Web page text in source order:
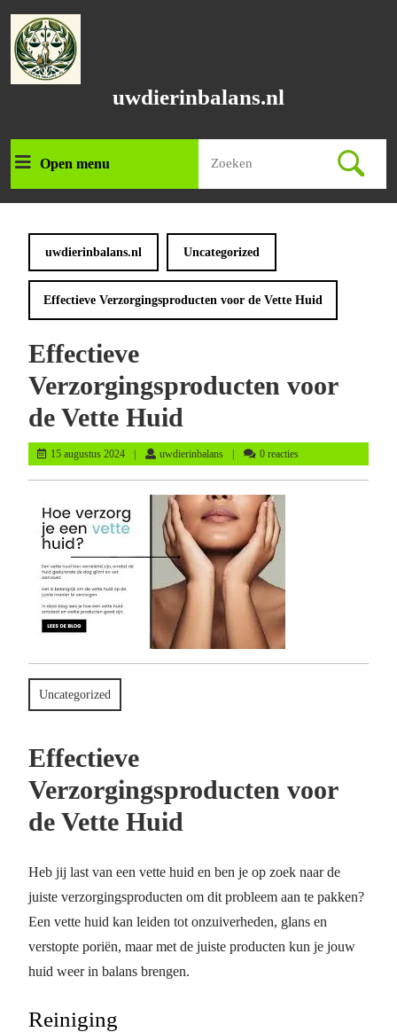
naar
inhoud
uwdierinbalans.nl
Open menuOpen
menu
naar:
uwdierinbalans.nl Uncategorized
Effectieve Verzorgingsproducten voor de Vette Huid
Effectieve
Verzorgingsproducten voor
de Vette Huid
15 augustus 202415
augustus
uwdierinbalansuwdierinbalans
0 reacties
Uncategorized
Effectieve
Verzorgingsproducten voor
de Vette Huid
Heb jij last van een vette huid en ben je op zoek naar de
juiste verzorgingsproducten om dit probleem aan te pakken?
Een vette huid kan leiden tot onzuiverheden, glans en
verstopte poriën, maar met de juiste producten kun je jouw
huid weer in balans brengen.
Reiniging